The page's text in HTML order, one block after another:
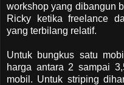
workshop yang dibangun
Ricky ketika freelance
yang terbilang relatif.
Untuk bungkus satu
harga antara 2 sampai
mobil. Untuk striping